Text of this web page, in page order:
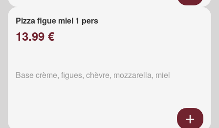
Pizza figue miel 1 pers
13.99 €
Base crème, figues, chèvre, mozzarella, miel